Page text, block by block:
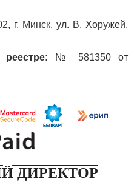
г. Минск, ул. В. Хоружей,
№ 581350 от
ДИРЕКТОР